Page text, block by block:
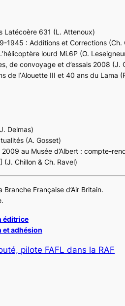
Latécoère 631 (L. Attenoux)
1945 : Additions et Corrections (Ch.
lourd Mi.6P (O.
de convoyage et d’essais 2008 (J.
de l’Alouette III et 40 ans du Lama
Delmas)
(A. Gosset)
au Musée d’Albert : compte-
(J. Chillon & Ch. Ravel)
Branche Française d’Air Britain.
éditrice
et adhésion
pilote FAFL dans la RAF